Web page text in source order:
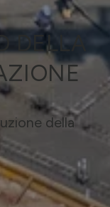
della